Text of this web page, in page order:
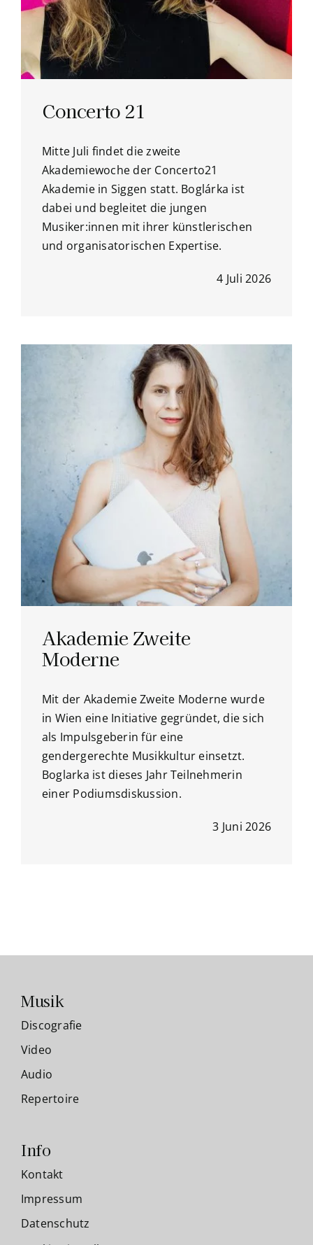
Concerto 21
Mitte Juli findet die zweite
Akademiewoche der Concerto21
Akademie in Siggen statt. Boglárka ist
dabei und begleitet die jungen
Musiker:innen mit ihrer künstlerischen
und organisatorischen Expertise.
4 Juli 2026
Akademie Zweite
Moderne
Mit der Akademie Zweite Moderne wurde
in Wien eine Initiative gegründet, die sich
als Impulsgeberin für eine
gendergerechte Musikkultur einsetzt.
Boglarka ist dieses Jahr Teilnehmerin
einer Podiumsdiskussion.
3 Juni 2026
Musik
Discografie
Video
Audio
Repertoire
Info
Kontakt
Impressum
Datenschutz